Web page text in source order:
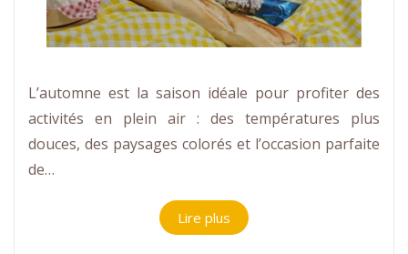
L’automne est la saison idéale pour profiter des
activités en plein air : des températures plus
douces, des paysages colorés et l’occasion parfaite
de…
Lire plus